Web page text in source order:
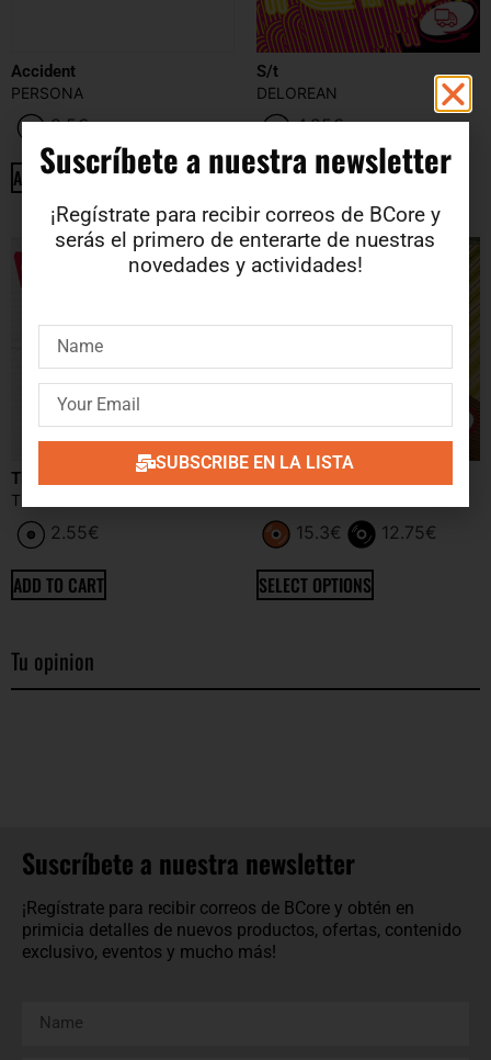
Accident
PERSONA
8.5€
ADD TO CART
S/t
DELOREAN
4.25€
ADD TO CART
The Loveless Curse
THE UNFINISHED SYMPATHY
2.55€
ADD TO CART
15.3€ 12.75€
SELECT OPTIONS
Tu opinion
Suscríbete a nuestra newsletter
¡Regístrate para recibir correos de BCore y obtén en
primicia detalles de nuevos productos, ofertas, contenido
exclusivo, eventos y mucho más!
Suscríbete a nuestra newsletter​
¡Regístrate para recibir correos de BCore y
serás el primero de enterarte de nuestras
novedades y actividades!
SUBSCRIBE EN LA LISTA